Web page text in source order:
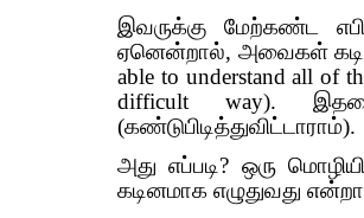
இவருக்கு மேற்கண்ட
ஏனென்றால், அவைகள்
able to understand all of
difficult way).
(கண்டுபிடித்துவிட்டாராம்).
அது எப்படி? ஒரு
கடினமாக எழுதுவது